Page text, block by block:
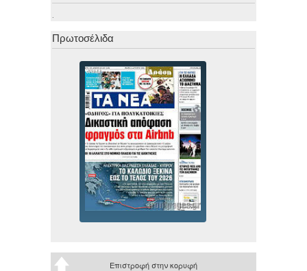
Πρωτοσέλιδα
Επιστροφή στην κορυφή